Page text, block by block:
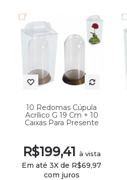
10 Redomas Cúpula
Acrílico G 19 Cm + 10
Caixas Para Presente
R$199,41 à vista
Em até 3X de R$69,97
com juros